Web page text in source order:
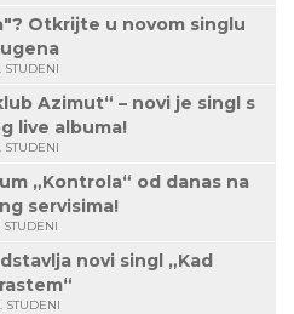
Otkrijte u novom singlu
STUDENI
Azimut“ – novi je singl s
live albuma!
STUDENI
„Kontrola“ od danas na
servisima!
STUDENI
novi singl „Kad
STUDENI